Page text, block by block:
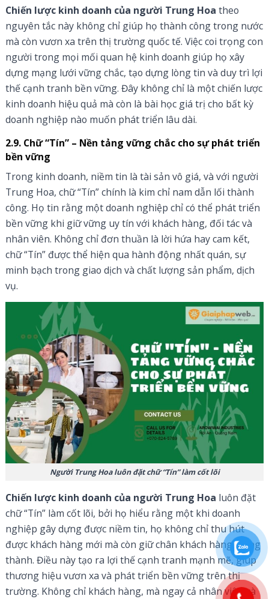
Chiến lược kinh doanh của người Trung Hoa theo
nguyên tắc này không chỉ giúp họ thành công trong nước
mà còn vươn xa trên thị trường quốc tế. Việc coi trọng con
người trong mọi mối quan hệ kinh doanh giúp họ xây
dựng mạng lưới vững chắc, tạo dựng lòng tin và duy trì lợi
thế cạnh tranh bền vững. Đây không chỉ là một chiến lược
kinh doanh hiệu quả mà còn là bài học giá trị cho bất kỳ
doanh nghiệp nào muốn phát triển lâu dài.
2.9. Chữ “Tín” – Nền tảng vững chắc cho sự phát triển
bền vững
Trong kinh doanh, niềm tin là tài sản vô giá, và với người
Trung Hoa, chữ “Tín” chính là kim chỉ nam dẫn lối thành
công. Họ tin rằng một doanh nghiệp chỉ có thể phát triển
bền vững khi giữ vững uy tín với khách hàng, đối tác và
nhân viên. Không chỉ đơn thuần là lời hứa hay cam kết,
chữ “Tín” được thể hiện qua hành động nhất quán, sự
minh bạch trong giao dịch và chất lượng sản phẩm, dịch
vụ.
Người Trung Hoa luôn đặt chữ “Tín” làm cốt lõi
Chiến lược kinh doanh của người Trung Hoa luôn đặt
chữ “Tín” làm cốt lõi, bởi họ hiểu rằng một khi doanh
nghiệp gây dựng được niềm tin, họ không chỉ thu hút
được khách hàng mới mà còn giữ chân khách hàng trung
thành. Điều này tạo ra lợi thế cạnh tranh mạnh mẽ, giúp
thương hiệu vươn xa và phát triển bền vững trên thị
trường. Không chỉ khách hàng, mà ngay cả nhân viên và